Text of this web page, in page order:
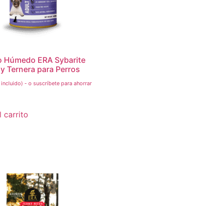
Húmedo ERA Sybarite
Ternera para Perros
incluido) - o suscríbete para ahorrar
carrito